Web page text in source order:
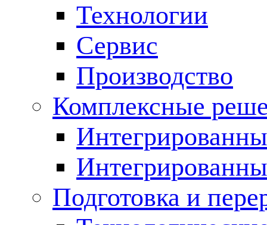
Технологии
Сервис
Производство
Комплексные
Подготовка и